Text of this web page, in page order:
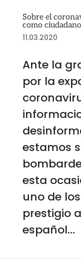
Sobre el
como
11.03.2020
Ante la
por la
estamos
esta
uno de
prestigio
español...